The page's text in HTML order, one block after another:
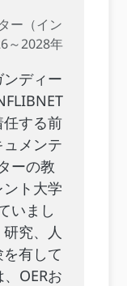
ー（イン
～2028年
ディー
任する前
メンテ
ーの教
ト大学
いまし
究、人
有して
OERお